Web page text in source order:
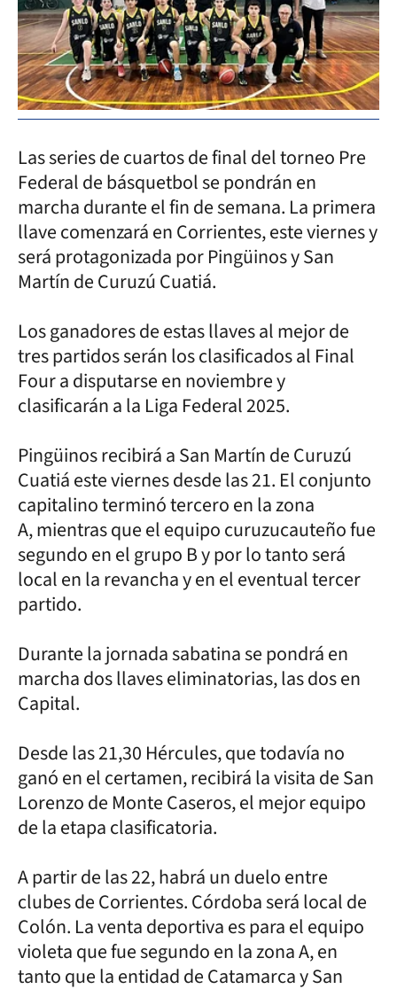
Las series de cuartos de final del torneo Pre
Federal de básquetbol se pondrán en
marcha durante el fin de semana. La primera
llave comenzará en Corrientes, este viernes y
será protagonizada por Pingüinos y San
Martín de Curuzú Cuatiá.
Los ganadores de estas llaves al mejor de
tres partidos serán los clasificados al Final
Four a disputarse en noviembre y
clasificarán a la Liga Federal 2025.
Pingüinos recibirá a San Martín de Curuzú
Cuatiá este viernes desde las 21. El conjunto
capitalino terminó tercero en la zona
A, mientras que el equipo curuzucauteño fue
segundo en el grupo B y por lo tanto será
local en la revancha y en el eventual tercer
partido.
Durante la jornada sabatina se pondrá en
marcha dos llaves eliminatorias, las dos en
Capital.
Desde las 21,30 Hércules, que todavía no
ganó en el certamen, recibirá la visita de San
Lorenzo de Monte Caseros, el mejor equipo
de la etapa clasificatoria.
A partir de las 22, habrá un duelo entre
clubes de Corrientes. Córdoba será local de
Colón. La venta deportiva es para el equipo
violeta que fue segundo en la zona A, en
tanto que la entidad de Catamarca y San